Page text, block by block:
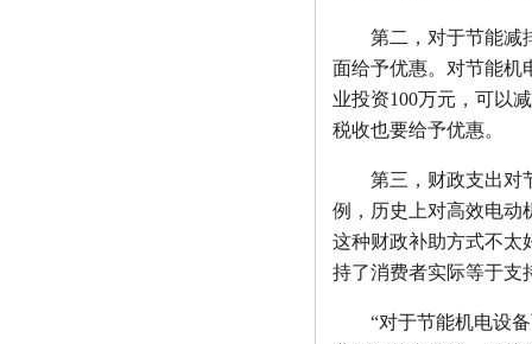
第二，对于节能减排
面给予优惠。对节能机
业投资100万元，可以
税收也要给予优惠。
第三，财政支出对节
例，历史上对高效电动
这种财政补助方式不太
持了消费者实际等于支
“对于节能机电设备